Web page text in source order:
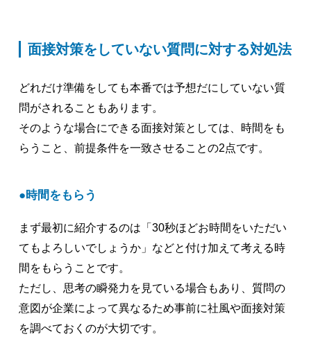
面接対策をしていない質問に対する対処法
どれだけ準備をしても本番では予想だにしていない質
問がされることもあります。
そのような場合にできる面接対策としては、時間をも
らうこと、前提条件を一致させることの2点です。
時間をもらう
まず最初に紹介するのは「30秒ほどお時間をいただい
てもよろしいでしょうか」などと付け加えて考える時
間をもらうことです。
ただし、思考の瞬発力を見ている場合もあり、質問の
意図が企業によって異なるため事前に社風や面接対策
を調べておくのが大切です。